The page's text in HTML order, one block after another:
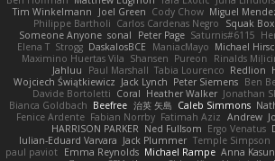
Tim Winkelmann
Joel Green Cody Chow Miguel
Philippe Bartholi Carlos Cardenas Negro Squak Box
Someone Anyone sonal Peter Page Saturnis#6115
Elena T Strogg DaskalosBCE ManiacMayo Michael
Maximino Huertas Vila Shansen Pureon Rinalds
Jahluu
Paul Marshall Tabia Lourenco Redlion
Wojciech Świątkiewicz Jack Lynch Peter Siemens Ben
Davide Bortoletti Coral Heather Walker Jonathan
Bianca Goldbach Beefree 治英 矢島 Caleb Simmons
Fenice Ardente Fabian Norrby Fatimah Aziz Andrew
HARRISON PARKER Ned Fullsom Ergo Venatus
Iulian-Eduard Varvara Jack Plummer Temple Simpson
paul paviot Emma Reynolds Michael Rampe Anna